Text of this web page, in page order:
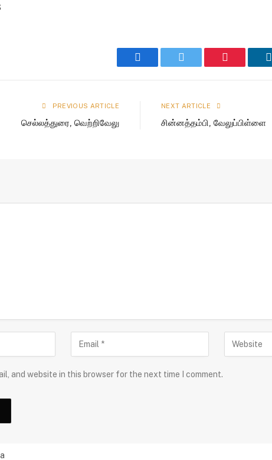
Facebook
PREVIOUS ARTICLE
செல்லத்துரை, வெற்றிவேலு
NEXT ARTICLE
சின்னத்தம்பி, வேலுப்பிள்ளை
and website in this browser for the next time I comment.